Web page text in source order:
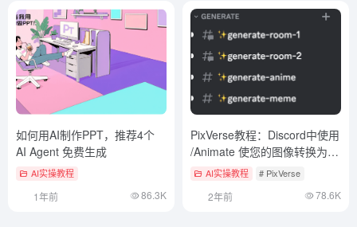
如何用AI制作PPT，推荐4个
AI Agent 免费生成
AI实操教程
1年前 86.3K
PixVerse教程：Discord中使用
/Animate 使您的图像转换为栩
栩如生的视频
AI实操教程 # PixVerse
2年前 78.6K